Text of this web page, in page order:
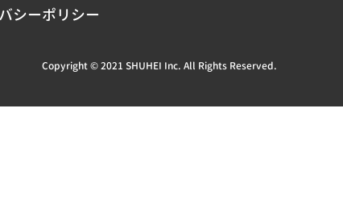
シーポリシー
Copyright © 2021 SHUHEI Inc. All Rights Reserved.